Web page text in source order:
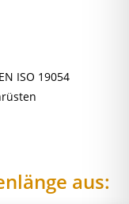
ISO 19054
aus: